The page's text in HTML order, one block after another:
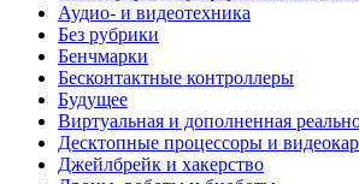
Аудио- и видеотехника
Без рубрики
Бенчмарки
Бесконтактные контроллеры
Будущее
Виртуальная и дополненная
Десктопные процессоры и
Джейлбрейк и хакерство